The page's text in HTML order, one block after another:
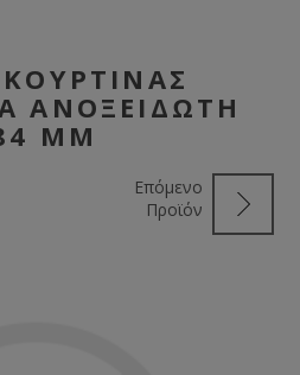
ΑΝΟΞΕΙΔΩΤΗ
ΜΜ
Επόμενο
Προϊόν